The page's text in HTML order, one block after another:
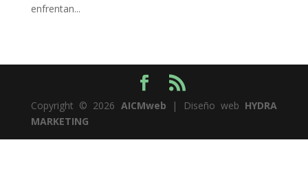
enfrentan...
Copyright © 2026 AICMweb | Diseño web HYDRA
MARKETING